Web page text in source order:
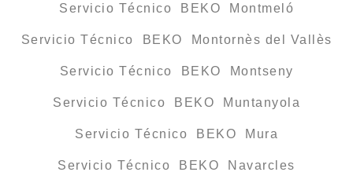
Servicio Técnico BEKO Montmeló
Servicio Técnico BEKO Montornès del Vallès
Servicio Técnico BEKO Montseny
Servicio Técnico BEKO Muntanyola
Servicio Técnico BEKO Mura
Servicio Técnico BEKO Navarcles